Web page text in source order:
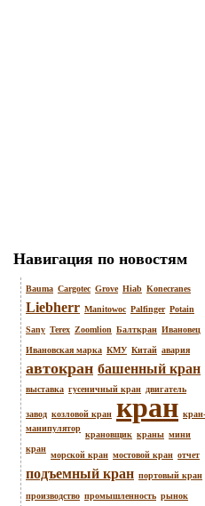
Навигация по новостям
Bauma Cargotec Grove Hiab Konecranes
Liebherr Manitowoc Palfinger Potain
Sany Terex Zoomlion Балткран Ивановец
Ивановская марка КМУ Китай авария
автокран башенный кран
выставка гусеничный кран двигатель
завод козловой кран кран кран-
манипулятор крановщик краны мини
кран морской кран мостовой кран отчет
подъемный кран портовый кран
производство промышленность рынок